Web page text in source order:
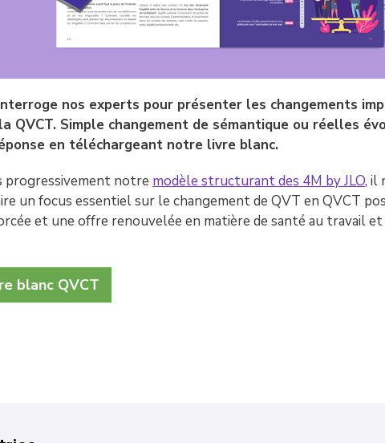
nos experts pour présenter les changements
QVCT. Simple changement de sémantique ou réelles
en téléchargeant notre livre blanc.
progressivement notre modèle structurant des 4M by JLO, il
un focus essentiel sur le changement de QVT en QVCT
et une offre renouvelée en matière de santé au travail
blanc QVCT